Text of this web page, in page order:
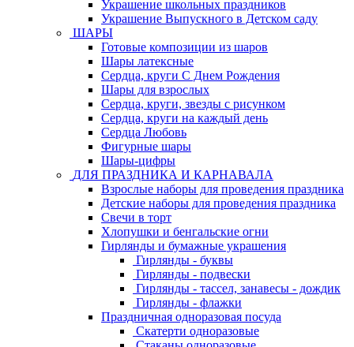
Украшение школьных праздников
Украшение Выпускного в Детском саду
ШАРЫ
Готовые композиции из шаров
Шары латексные
Сердца, круги С Днем Рождения
Шары для взрослых
Сердца, круги, звезды с рисунком
Сердца, круги на каждый день
Сердца Любовь
Фигурные шары
Шары-цифры
ДЛЯ ПРАЗДНИКА И КАРНАВАЛА
Взрослые наборы для проведения праздника
Детские наборы для проведения праздника
Свечи в торт
Хлопушки и бенгальские огни
Гирлянды и бумажные украшения
Гирлянды - буквы
Гирлянды - подвески
Гирлянды - тассел, занавесы - дождик
Гирлянды - флажки
Праздничная одноразовая посуда
Скатерти одноразовые